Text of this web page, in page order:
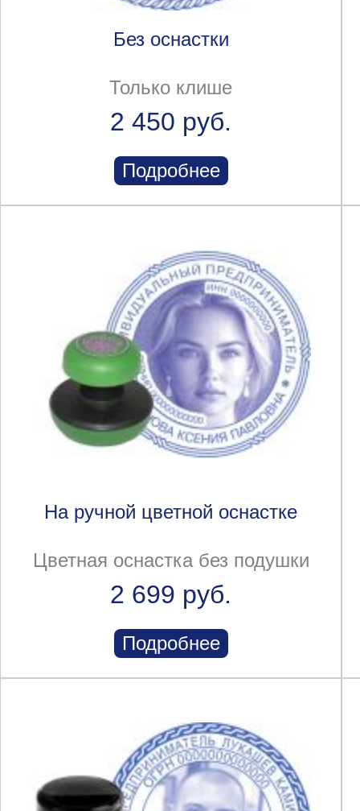
Без оснастки
Только клише
2 450 руб.
Подробнее
На ручной цветной оснастке
Цветная оснастка без подушки
2 699 руб.
Подробнее